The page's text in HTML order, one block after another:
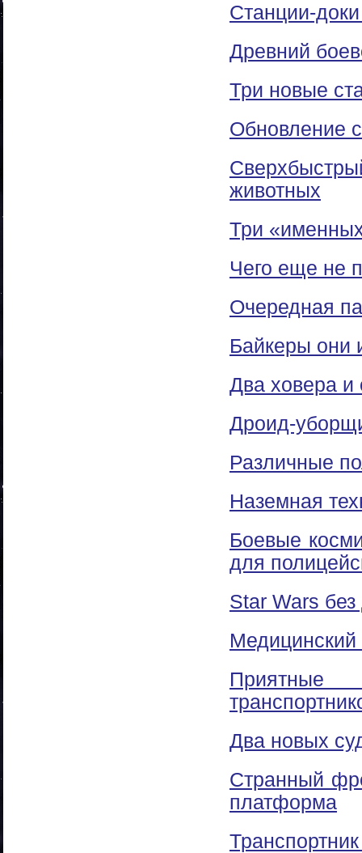
Станции-
Древний
Три новые
Обновление
животных
Три
Чего еще не
Очередная
Байкеры они
Два ховера и
Дроид-
Различные
Наземная
Боевые
для
Star Wars
Приятные
Два новых
Странный
платформа